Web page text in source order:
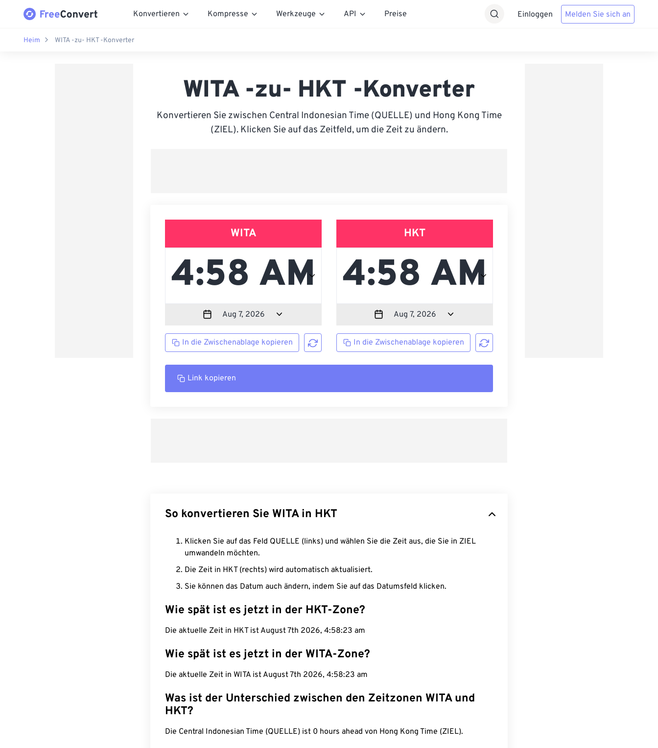
Konvertieren Kompresse Werkzeuge API Preise Einloggen Melden Sie sich an
Heim WITA -zu- HKT -Konverter
WITA -zu- HKT -Konverter
Konvertieren Sie zwischen Central Indonesian Time (QUELLE) und Hong Kong Time
(ZIEL). Klicken Sie auf das Zeitfeld, um die Zeit zu ändern.
WITA
In die Zwischenablage kopieren
HKT
In die Zwischenablage kopieren
Link kopieren
So konvertieren Sie WITA in HKT
Klicken Sie auf das Feld QUELLE (links) und wählen Sie die Zeit aus, die Sie in ZIEL
umwandeln möchten.
Die Zeit in HKT (rechts) wird automatisch aktualisiert.
Sie können das Datum auch ändern, indem Sie auf das Datumsfeld klicken.
Wie spät ist es jetzt in der HKT-Zone?
Die aktuelle Zeit in HKT ist August 7th 2026, 4:58:24 am
Wie spät ist es jetzt in der WITA-Zone?
Die aktuelle Zeit in WITA ist August 7th 2026, 4:58:24 am
Was ist der Unterschied zwischen den Zeitzonen WITA und
HKT?
Die Central Indonesian Time (QUELLE) ist 0 hours ahead von Hong Kong Time (ZIEL).